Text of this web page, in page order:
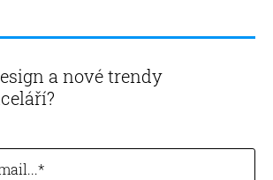
a nové trendy